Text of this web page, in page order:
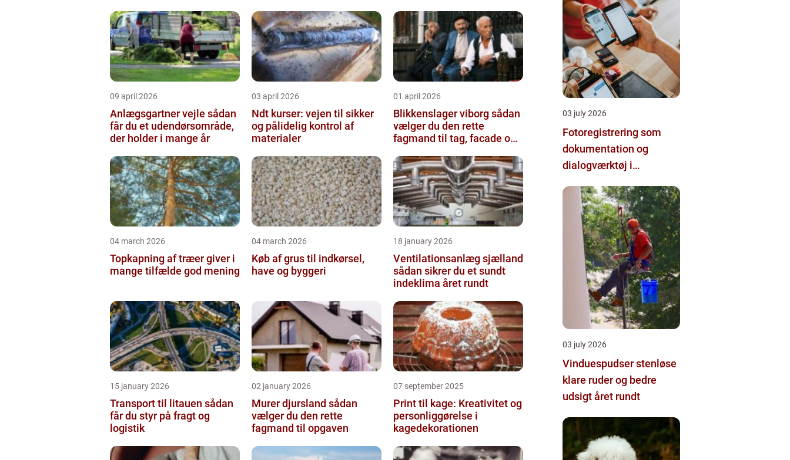
09 april 2026
Anlægsgartner vejle sådan
får du et udendørsområde,
der holder i mange år
03 april 2026
Ndt kurser: vejen til sikker
og pålidelig kontrol af
materialer
01 april 2026
Blikkenslager viborg sådan
vælger du den rette
fagmand til tag, facade og
04 march 2026
Topkapning af træer giver i
mange tilfælde god mening
04 march 2026
Køb af grus til indkørsel,
have og byggeri
18 january 2026
Ventilationsanlæg sjælland
sådan sikrer du et sundt
indeklima året rundt
15 january 2026
Transport til litauen sådan
får du styr på fragt og
logistik
02 january 2026
Murer djursland sådan
vælger du den rette
fagmand til opgaven
07 september 2025
Print til kage: Kreativitet og
personliggørelse i
kagedekorationen
03 july 2026
Fotoregistrering som
dokumentation og
dialogværktøj i
03 july 2026
Vinduespudser stenløse
klare ruder og bedre
udsigt året rundt